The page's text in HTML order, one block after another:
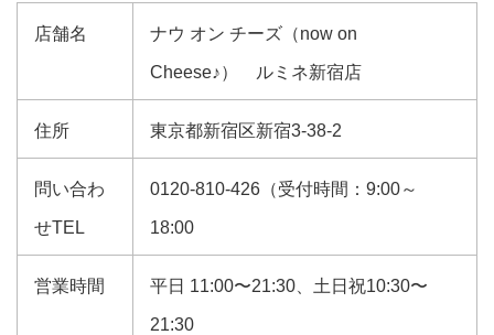
店舗名 ナウ オン チーズ（now on
Cheese♪） ルミネ新宿店
住所 東京都新宿区新宿3-38-2
問い合わ
せTEL
0120-810-426（受付時間：9:00～
18:00
営業時間 平日 11:00〜21:30、土日祝10:30〜
21:30